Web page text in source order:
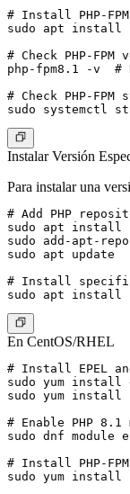
# Install PHP-
sudo apt install
# Check PHP-FPM
php-fpm8.1 -v  #
# Check PHP-FPM
Instalar Versión
Para instalar una
# Add PHP
sudo apt install
sudo add-apt-
sudo apt update
# Install specific
En CentOS/RHEL
# Install EPEL
sudo yum install
sudo yum install
# Enable PHP 8.1
sudo dnf module
# Install PHP-FPM
sudo yum install